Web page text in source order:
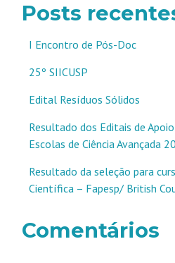
Posts
I Encontro de Pós-Doc
25º SIICUSP
Edital Resíduos Sólidos
Resultado dos Editais de
Escolas de Ciência Avançada
Resultado da seleção para
Científica – Fapesp/ British
Comentários